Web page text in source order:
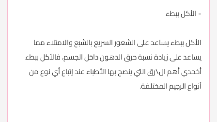
- الأكل ببطء
الأكل ببطء يساعد على الشعور السريع بالشبع والامتلاء مما
يساعد على زيادة نسبة حرق الدهون داخل الجسم، فالأكل ببطء
أخحدي أهم ال\رق التي ينصح بها الأطباء عند إتباع أي نوع من
أنواع الرجيم المختلفة.